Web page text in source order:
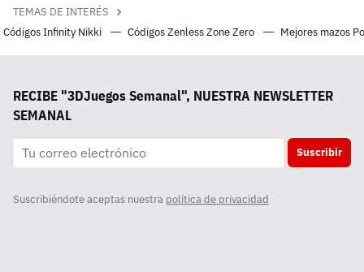
TEMAS DE INTERÉS
Códigos Infinity Nikki
Códigos Zenless Zone Zero Mejores mazos
RECIBE "3DJuegos Semanal", NUESTRA NEWSLETTER
SEMANAL
Suscribir
Suscribiéndote aceptas nuestra política de privacidad